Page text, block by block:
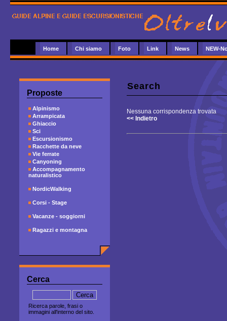
Home Chi siamo Foto Link News NEW-
Proposte
Alpinismo
Arrampicata
Ghiaccio
Sci
Escursionismo
Racchette da neve
Vie ferrate
Canyoning
Accompagnamento
naturalistico
NordicWalking
Corsi - Stage
Vacanze - soggiorni
Ragazzi e montagna
Cerca
Ricerca parole, frasi o
immagini all'interno del sito.
Search
Nessuna corrispondenza trovata
<< Indietro